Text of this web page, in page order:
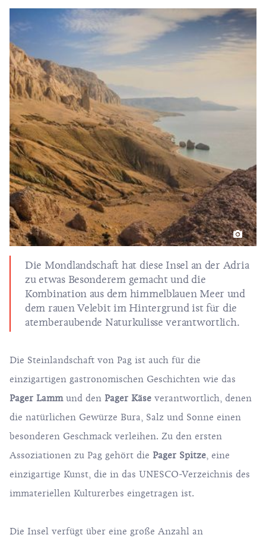
Die Mondlandschaft hat diese Insel an der Adria
zu etwas Besonderem gemacht und die
Kombination aus dem himmelblauen Meer und
dem rauen Velebit im Hintergrund ist für die
atemberaubende Naturkulisse verantwortlich.
Die Steinlandschaft von Pag ist auch für die
einzigartigen gastronomischen Geschichten wie das
Pager Lammund den Pager Käse verantwortlich, denen
die natürlichen Gewürze Bura, Salz und Sonne einen
besonderen Geschmack verleihen. Zu den ersten
Assoziationen zu Pag gehört die Pager Spitze, eine
einzigartige Kunst, die in das UNESCO-Verzeichnis des
immateriellen Kulturerbes eingetragen ist.
Die Insel verfügt über eine große Anzahl an